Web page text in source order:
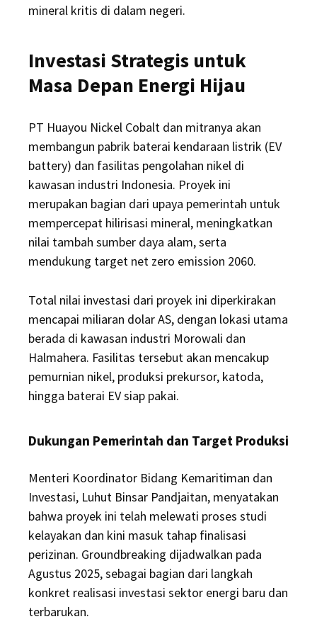
mineral kritis di dalam negeri.
Investasi Strategis untuk
Masa Depan Energi Hijau
PT Huayou Nickel Cobalt dan mitranya akan
membangun pabrik baterai kendaraan listrik (EV
battery) dan fasilitas pengolahan nikel di
kawasan industri Indonesia. Proyek ini
merupakan bagian dari upaya pemerintah untuk
mempercepat hilirisasi mineral, meningkatkan
nilai tambah sumber daya alam, serta
mendukung target net zero emission 2060.
Total nilai investasi dari proyek ini diperkirakan
mencapai miliaran dolar AS, dengan lokasi utama
berada di kawasan industri Morowali dan
Halmahera. Fasilitas tersebut akan mencakup
pemurnian nikel, produksi prekursor, katoda,
hingga baterai EV siap pakai.
Dukungan Pemerintah dan Target Produksi
Menteri Koordinator Bidang Kemaritiman dan
Investasi, Luhut Binsar Pandjaitan, menyatakan
bahwa proyek ini telah melewati proses studi
kelayakan dan kini masuk tahap finalisasi
perizinan. Groundbreaking dijadwalkan pada
Agustus 2025, sebagai bagian dari langkah
konkret realisasi investasi sektor energi baru dan
terbarukan.